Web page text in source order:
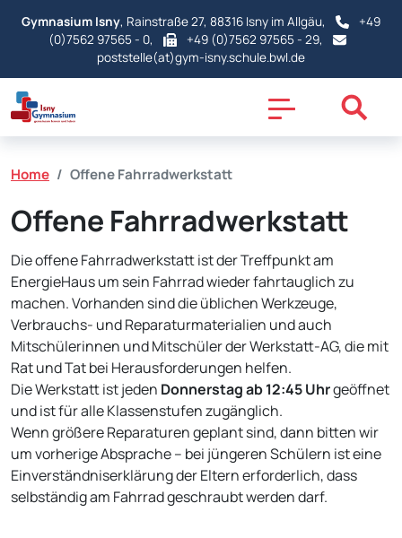
Gymnasium Isny, Rainstraße 27, 88316 Isny im Allgäu,
+49
(0)7562 97565 - 0,
+49 (0)7562 97565 - 29,
poststelle(at)gym-isny.schule.bwl.de
Home Offene Fahrradwerkstatt
Offene Fahrradwerkstatt
Die offene Fahrradwerkstatt ist der Treffpunkt am
EnergieHaus um sein Fahrrad wieder fahrtauglich zu
machen. Vorhanden sind die üblichen Werkzeuge,
Verbrauchs- und Reparaturmaterialien und auch
Mitschülerinnen und Mitschüler der Werkstatt-AG, die mit
Rat und Tat bei Herausforderungen helfen.
Die Werkstatt ist jeden Donnerstag ab 12:45 Uhrgeöffnet
und ist für alle Klassenstufen zugänglich.
Wenn größere Reparaturen geplant sind, dann bitten wir
um vorherige Absprache – bei jüngeren Schülern ist eine
Einverständniserklärung der Eltern erforderlich, dass
selbständig am Fahrrad geschraubt werden darf.